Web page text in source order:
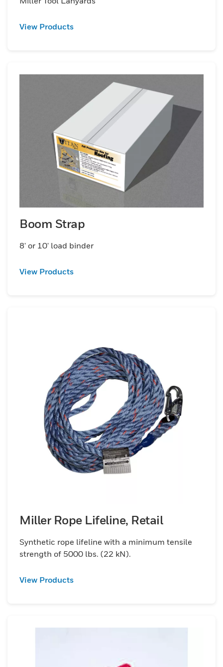
View Products
Boom Strap
8' or 10' load binder
View Products
Miller Rope Lifeline, Retail
Synthetic rope lifeline with a minimum tensile
strength of 5000 lbs. (22 kN).
View Products